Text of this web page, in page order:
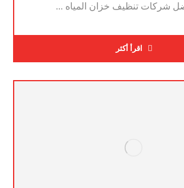
شركات تنظيف خزان المياه ...
اقرأ أكثر